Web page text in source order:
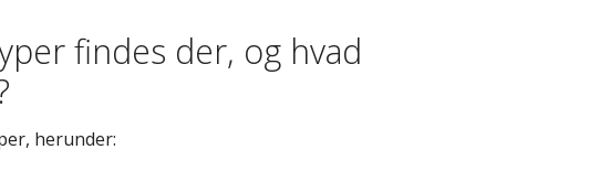
findes der, og hvad
herunder: